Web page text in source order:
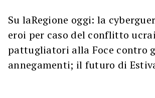
Su laRegione oggi: la
eroi per caso del conflitto
pattugliatori alla Foce contro
annegamenti; il futuro di